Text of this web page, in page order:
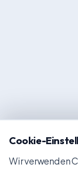
Cookie-
Wir verwenden